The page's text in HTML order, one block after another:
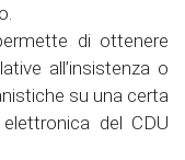
di ottenere
all’insistenza o
su una certa
del CDU